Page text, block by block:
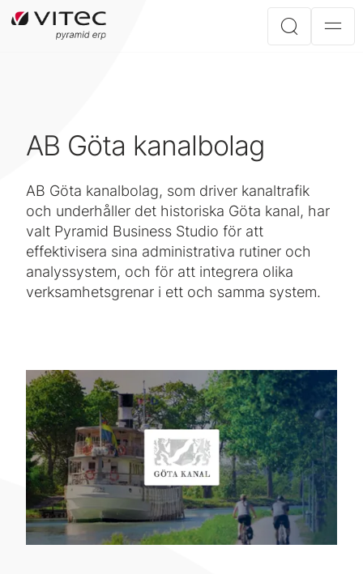
AB Göta kanalbolag
AB Göta kanalbolag, som driver kanaltrafik
och underhåller det historiska Göta kanal, har
valt Pyramid Business Studio för att
effektivisera sina administrativa rutiner och
analyssystem, och för att integrera olika
verksamhetsgrenar i ett och samma system.